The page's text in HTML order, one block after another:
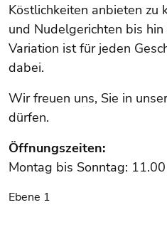
Köstlichkeiten anbieten zu
und Nudelgerichten bis
Variation ist für jeden
dabei.
Wir freuen uns, Sie in
dürfen.
Öffnungszeiten:
Montag bis Sonntag:
Ebene 1